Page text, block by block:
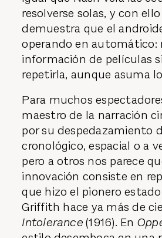
resolverse solas, y con
demuestra que el
operando en automático:
información de películas
repetirla, aunque asuma
Para muchos
maestro de la narración
por su despedazamiento
cronológico, espacial o a
pero a otros nos parece
innovación consiste en
que hizo el pionero
Griffith hace ya más de
Intolerance(1916). En